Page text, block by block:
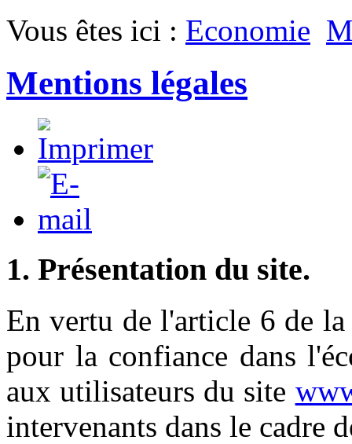
Vous êtes ici : Economie
Mentions légales
1. Présentation du site.
En vertu de l'article 6 de
pour la confiance dans
aux utilisateurs du site
intervenants dans le cadre